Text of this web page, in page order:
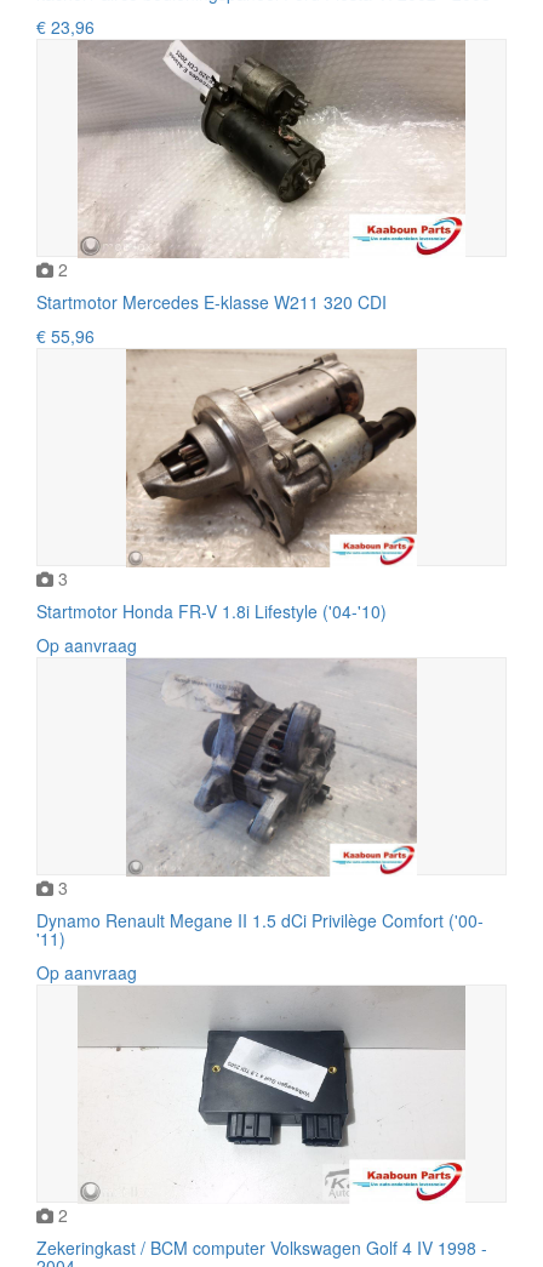
€ 23,96
2
Startmotor Mercedes E-klasse W211 320 CDI
€ 55,96
3
Startmotor Honda FR-V 1.8i Lifestyle ('04-'10)
Op aanvraag
3
Dynamo Renault Megane II 1.5 dCi Privilège Comfort ('00-
'11)
Op aanvraag
2
Zekeringkast / BCM computer Volkswagen Golf 4 IV 1998 -